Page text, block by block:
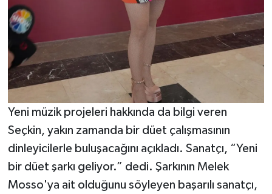
Yeni müzik projeleri hakkında da bilgi veren
Seçkin, yakın zamanda bir düet çalışmasının
dinleyicilerle buluşacağını açıkladı. Sanatçı, “Yeni
bir düet şarkı geliyor.” dedi. Şarkının Melek
Mosso'ya ait olduğunu söyleyen başarılı sanatçı,